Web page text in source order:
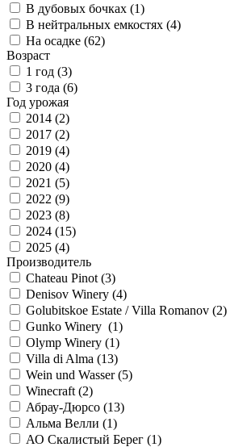
В дубовых бочках (1)
В нейтральных емкостях (4)
На осадке (62)
Возраст
1 год (3)
3 года (6)
Год урожая
2014 (2)
2017 (2)
2019 (4)
2020 (4)
2021 (5)
2022 (9)
2023 (8)
2024 (15)
2025 (4)
Производитель
Chateau Pinot (3)
Denisov Winery (4)
Golubitskoe Estate / Villa Romanov (2)
Gunko Winery (1)
Olymp Winery (1)
Villa di Alma (13)
Wein und Wasser (5)
Winecraft (2)
Абрау-Дюрсо (13)
Альма Велли (1)
АО Скалистый Берег (1)